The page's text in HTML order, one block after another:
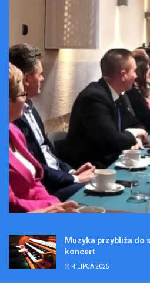
Muzyka przybliża do
koncert
4 LIPCA 2025